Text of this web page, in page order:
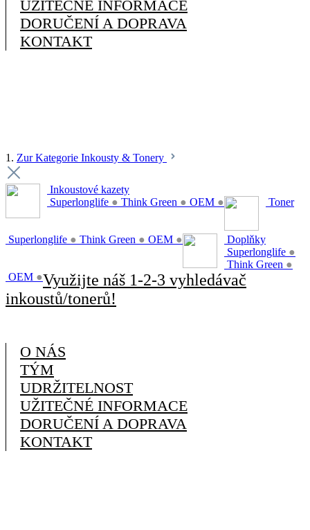
UŽITEČNÉ INFORMACE
DORUČENÍ A DOPRAVA
KONTAKT
1. Zur Kategorie Inkousty & Tonery
Inkoustové kazety
Superlonglife ● Think Green ● OEM ● Toner
Superlonglife ● Think Green ● OEM ●
Doplňky
Superlonglife ●
Think Green ●
OEM ●Využijte náš 1-2-3 vyhledávač
inkoustů/tonerů!
O NÁS
TÝM
UDRŽITELNOST
UŽITEČNÉ INFORMACE
DORUČENÍ A DOPRAVA
KONTAKT